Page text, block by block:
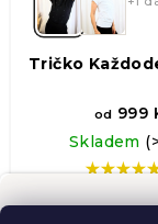
Tričko
od 999
Skladem